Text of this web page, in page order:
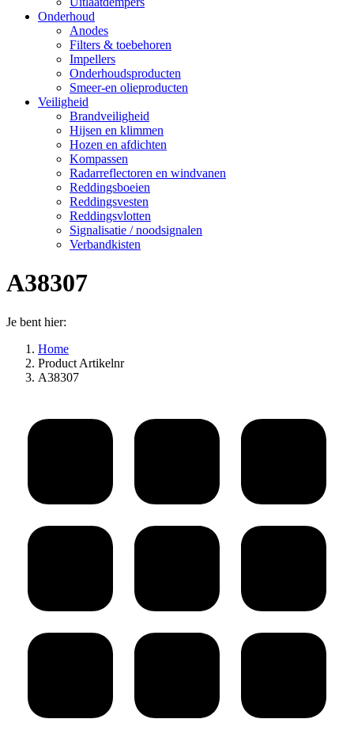
Onderhoud
Anodes
Filters & toebehoren
Impellers
Onderhoudsproducten
Smeer-en olieproducten
Veiligheid
Brandveiligheid
Hijsen en klimmen
Hozen en afdichten
Kompassen
Radarreflectoren en windvanen
Reddingsboeien
Reddingsvesten
Reddingsvlotten
Signalisatie / noodsignalen
Verbandkisten
A38307
Je bent hier:
Home
Product Artikelnr
A38307